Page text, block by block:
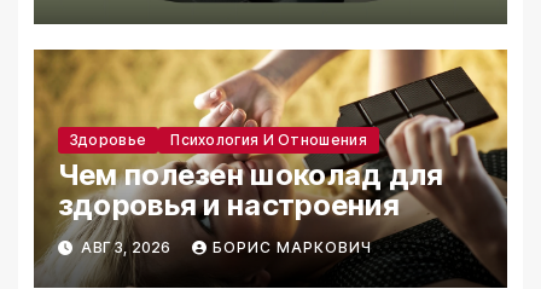
Здоровье Психология И Отношения
Чем полезен шоколад для
здоровья и настроения
АВГ 3, 2026 БОРИС МАРКОВИЧ